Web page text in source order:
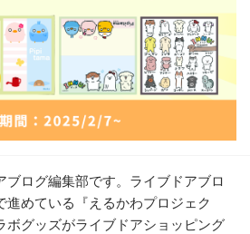
ブログ編集部です。ライブドアブロ
進めている『えるかわプロジェク
ボグッズがライブドアショッピング